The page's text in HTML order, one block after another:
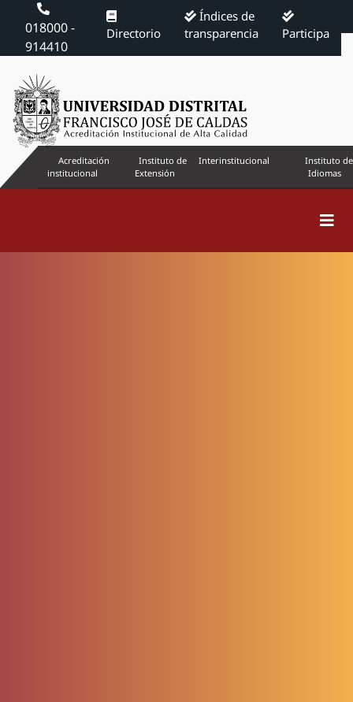
018000 -
914410
Directorio
Índices de
transparencia
Participa
Acreditación
institucional
Instituto de
Extensión
Interinstitucional
Instituto de
Idiomas